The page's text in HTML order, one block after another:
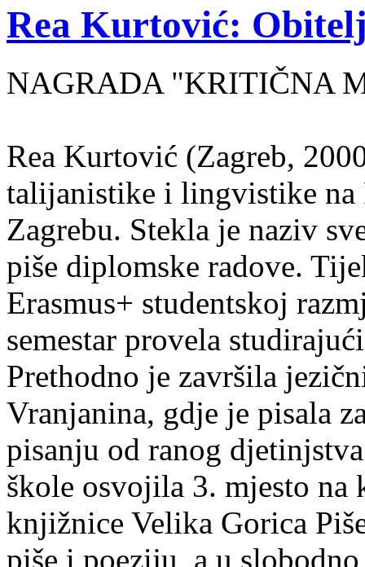
Rea Kurtović:
NAGRADA "KRITIČNA
Rea Kurtović (Zagreb,
talijanistike i lingvistike
Zagrebu. Stekla je naziv
piše diplomske radove.
Erasmus+ studentskoj
semestar provela
Prethodno je završila
Vranjanina, gdje je pisala
pisanju od ranog
škole osvojila 3. mjesto na
knjižnice Velika Gorica
piše i poeziju, a u